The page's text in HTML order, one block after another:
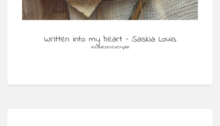
Written into my heart – Saskia Louis
Vorablesenexemplar